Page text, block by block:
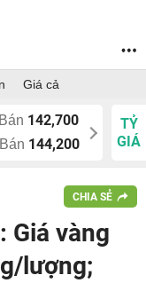
Giá cả
Bán 142,700
Bán 144,200
TỶ
GIÁ
CHIA SẺ
Giá vàng
lượng;